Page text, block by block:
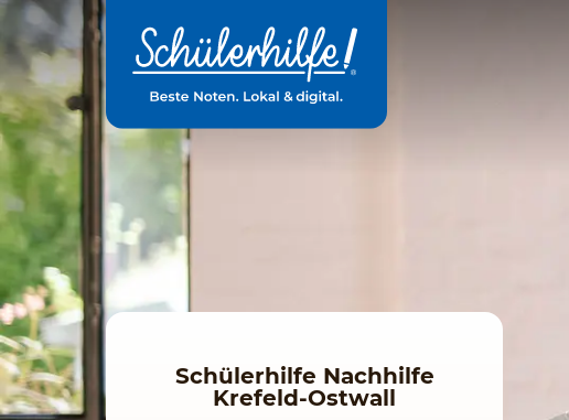
Zum
Hauptinhalt
Schülerhilfe Nachhilfe
Krefeld-Ostwall